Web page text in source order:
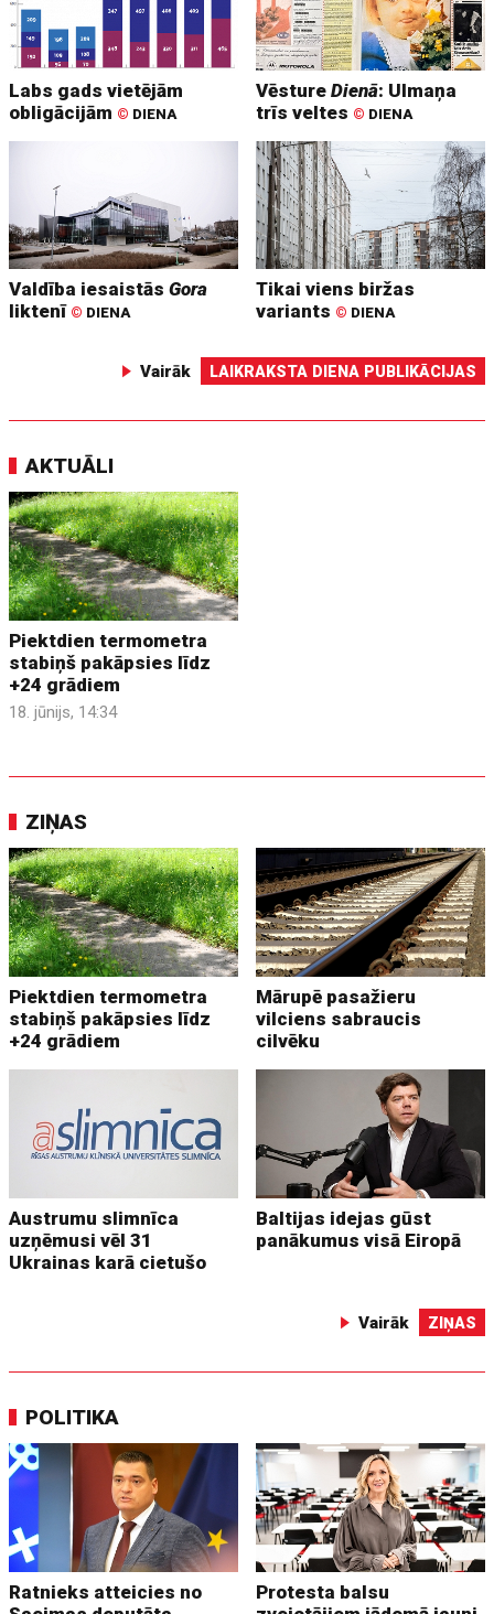
Labs gads vietējām
obligācijām © DIENA
VēstureDienā: Ulmaņa
trīs veltes © DIENA
Valdība iesaistāsGora
liktenī © DIENA
Tikai viens biržas
variants © DIENA
Vairāk LAIKRAKSTA DIENA PUBLIKĀCIJAS
AKTUĀLI
Piektdien termometra
stabiņš pakāpsies līdz
+24 grādiem
18. jūnijs, 14:34
ZIŅAS
Piektdien termometra
stabiņš pakāpsies līdz
+24 grādiem
Mārupē pasažieru
vilciens sabraucis
cilvēku
Austrumu slimnīca
uzņēmusi vēl 31
Ukrainas karā cietušo
Baltijas idejas gūst
panākumus visā Eiropā
Vairāk ZIŅAS
POLITIKA
Ratnieks atteicies no
Protesta balsu